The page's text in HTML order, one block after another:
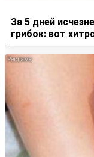
За 5 дней
грибок: вот